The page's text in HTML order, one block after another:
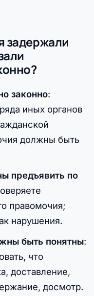
задержали
законно:
иных органов
должны быть
предъявить по
правомочия;
нарушения.
быть понятны:
что
доставление,
досмотр.